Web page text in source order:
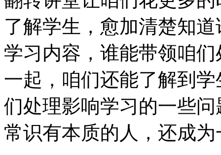
了解学生，愈加清楚知
学习内容，谁能带领咱
一起，咱们还能了解到
们处理影响学习的一些
常识有本质的人，还成